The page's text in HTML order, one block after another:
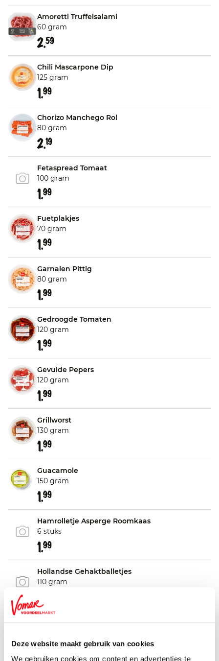
Deze website maakt gebruik van cookies
We gebruiken cookies om content en advertenties te
Amoretti Truffelsalami
60 gram
2.59
Chili Mascarpone Dip
125 gram
1.99
Chorizo Manchego Rol
80 gram
2.19
Fetaspread Tomaat
100 gram
1.99
Fuetplakjes
70 gram
1.99
Garnalen Pittig
80 gram
1.99
Gedroogde Tomaten
120 gram
1.99
Gevulde Pepers
120 gram
1.99
Grillworst
130 gram
1.99
Guacamole
150 gram
1.99
Hamrolletje Asperge Roomkaas
6 stuks
1.99
Hollandse Gehaktballetjes
110 gram
2.
1.99